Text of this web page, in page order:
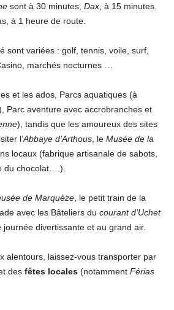
sont à 30 minutes, Dax , à 15 minutes.
à 1 heure de route.
sont variées : golf, tennis, voile, surf,
marchés nocturnes …
et les ados, Parcs aquatiques (à
Parc aventure avec accrobranches et
), tandis que les amoureux des sites
l’Abbaye d’Arthous , le Musée de la
locaux (fabrique artisanale de sabots,
du chocolat….).
de Marquèze , le petit train de la
avec les Bâteliers du courant d’Uchet
divertissante et au grand air.
alentours, laissez-vous transporter par
des fêtes locales (notamment Férias